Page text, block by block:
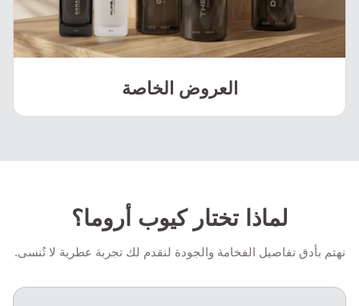
العروض الخاصة
لماذا تختار كيوب أروما؟
نهتم بأدق تفاصيل الفخامة والجودة لنقدم لك تجربة عطرية لا تُنسى.